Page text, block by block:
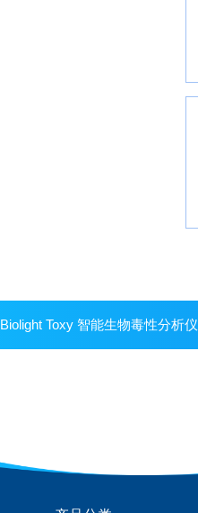
Biolight Toxy 智能生物毒性分析仪